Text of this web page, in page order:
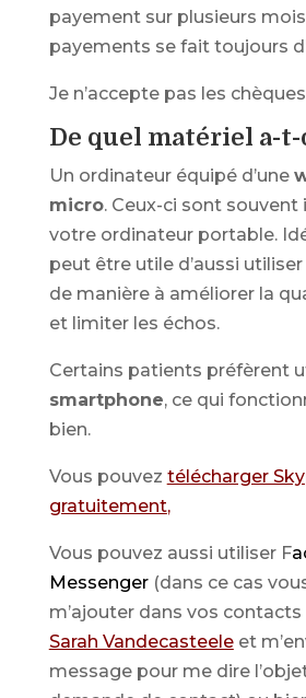
payement sur plusieurs
payements se fait toujours
Je n’accepte pas les
De quel matériel a-t-
Un ordinateur équipé d’une
micro. Ceux-ci sont souvent
votre ordinateur portable.
peut être utile d’aussi
de manière à améliorer la
et limiter les échos.
Certains patients préfèrent
smartphone, ce qui
bien.
Vous pouvez télécharger
gratuitement,
Vous pouvez aussi utiliser F
Messenger (dans ce cas
m’ajouter dans vos
Sarah Vandecasteele et
message pour me dire